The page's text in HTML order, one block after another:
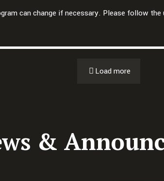
can change if necessary. Please follow
Load more
&